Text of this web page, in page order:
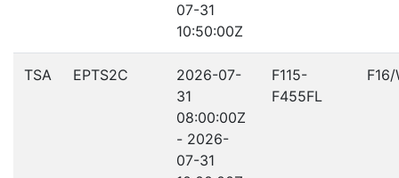
07-31
10:50:00Z
TSA EPTS2C
2026-07-
31
08:00:00Z
- 2026-
07-31
F115-
F455FL
F16/